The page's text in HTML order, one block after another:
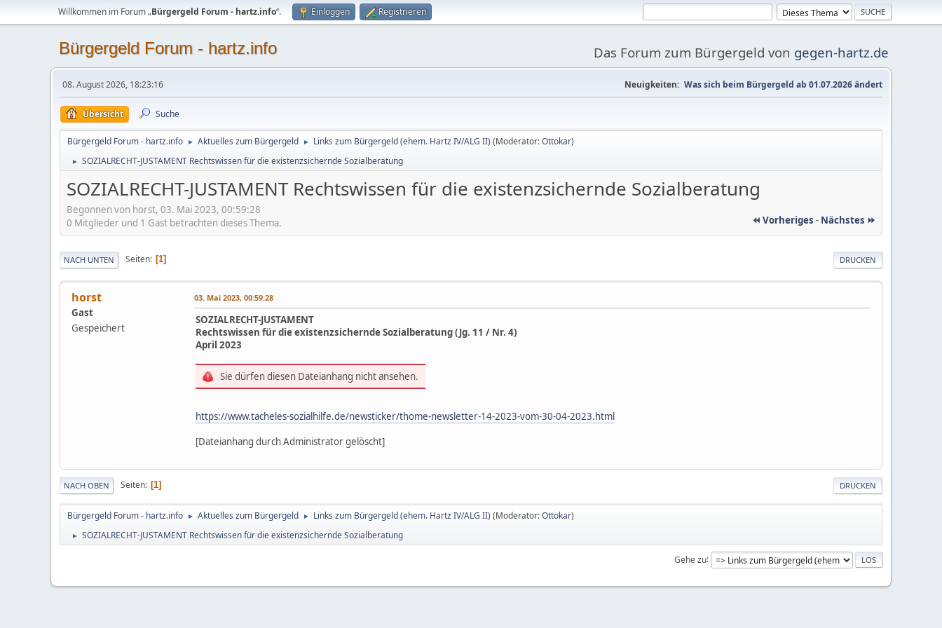
Willkommen im Forum „Bürgergeld Forum - hartz.info“. Einloggen Registrieren
Bürgergeld Forum - hartz.info Das Forum zum Bürgergeld von gegen-hartz.de
08. August 2026, 18:23:16 Neuigkeiten: Was sich beim Bürgergeld ab 01.07.2026 ändert
Übersicht Suche
Bürgergeld Forum - hartz.info ► Aktuelles zum Bürgergeld ► Links zum Bürgergeld (ehem. Hartz IV/ALG II) (Moderator:Ottokar)
► SOZIALRECHT-JUSTAMENT Rechtswissen für die existenzsichernde Sozialberatung
SOZIALRECHT-JUSTAMENT Rechtswissen für die existenzsichernde Sozialberatung
Begonnen von horst, 03. Mai 2023, 00:59:28
⏪ Vorheriges - Nächstes ⏩
0 Mitglieder und 1 Gast betrachten dieses Thema.
DRUCKEN
NACH UNTEN Seiten 1
horst
Gast
Gespeichert
03. Mai 2023, 00:59:28
SOZIALRECHT-JUSTAMENT
Rechtswissen für die existenzsichernde Sozialberatung (Jg. 11 / Nr. 4)
April 2023
Sie dürfen diesen Dateianhang nicht ansehen.
https://www.tacheles-sozialhilfe.de/newsticker/thome-newsletter-14-2023-vom-30-04-2023.html
[Dateianhang durch Administrator gelöscht]
DRUCKEN
NACH OBEN Seiten 1
Bürgergeld Forum - hartz.info ► Aktuelles zum Bürgergeld ► Links zum Bürgergeld (ehem. Hartz IV/ALG II) (Moderator:Ottokar)
► SOZIALRECHT-JUSTAMENT Rechtswissen für die existenzsichernde Sozialberatung
Gehe zu